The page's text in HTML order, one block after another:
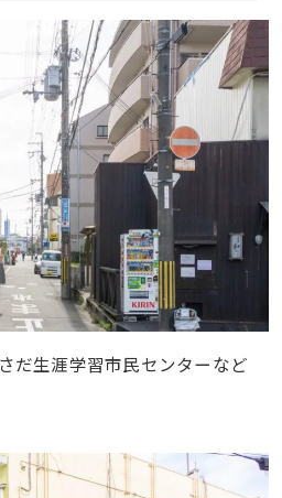
だ生涯学習市民センターなど